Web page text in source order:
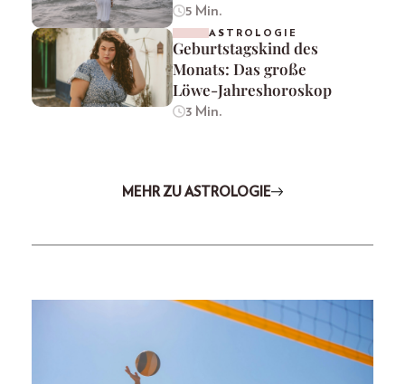
5 Min.
ASTROLOGIE
Geburtstagskind des
Monats: Das große
Löwe-Jahreshoroskop
3 Min.
MEHR ZU ASTROLOGIE